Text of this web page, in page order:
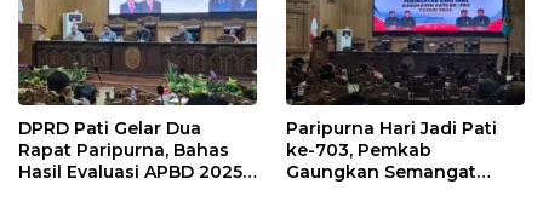
DPRD Pati Gelar Dua
Rapat Paripurna, Bahas
Hasil Evaluasi APBD 2025
Paripurna Hari Jadi Pati
ke-703, Pemkab
Gaungkan Semangat